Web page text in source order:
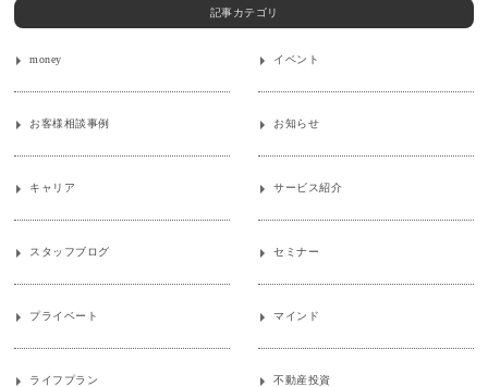
記事カテゴリ
money イベント
お客様相談事例 お知らせ
キャリア サービス紹介
スタッフブログ セミナー
プライベート マインド
ライフプラン 不動産投資